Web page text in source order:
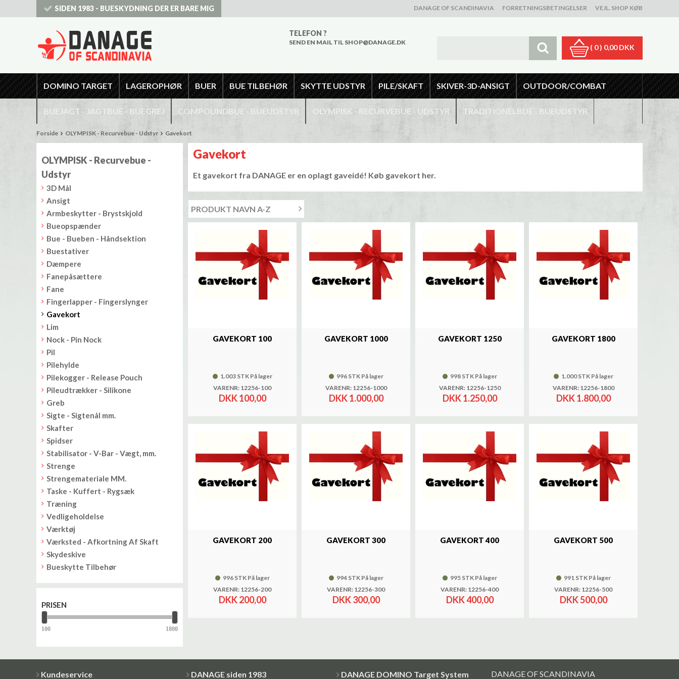
SIDEN 1983 - BUESKYDNING DER ER BARE MIG DANAGE OF SCANDINAVIA FORRETNINGSBETINGELSER VEJL. SHOP KØB
TELEFON ?
SEND EN MAIL TIL SHOP@DANAGE.DK
( 0 ) 0,00 DKK
DOMINO TARGET LAGEROPHØR BUER BUE TILBEHØR SKYTTE UDSTYR PILE/SKAFT SKIVER-3D-ANSIGT OUTDOOR/COMBAT
BUEJAGT - JAGTBUE - BUEGREJ COMPOUNDBUE - BUEUDSTYR OLYMPISK - RECURVEBUE - UDSTYR TRADITIONELBUE - BUEUDSTYR
Forside OLYMPISK - Recurvebue - Udstyr Gavekort
OLYMPISK - Recurvebue -
Udstyr
3D Mål
Ansigt
Armbeskytter - Brystskjold
Bueopspænder
Bue - Bueben - Håndsektion
Buestativer
Dæmpere
Fanepåsættere
Fane
Fingerlapper - Fingerslynger
Gavekort
Lim
Nock - Pin Nock
Pil
Pilehylde
Pilekogger - Release Pouch
Pileudtrækker - Silikone
Greb
Sigte - Sigtenål mm.
Skafter
Spidser
Stabilisator - V-Bar - Vægt, mm.
Strenge
Strengemateriale MM.
Taske - Kuffert - Rygsæk
Træning
Vedligeholdelse
Værktøj
Værksted - Afkortning Af Skaft
Skydeskive
Bueskytte Tilbehør
PRISEN
Gavekort
Et gavekort fra DANAGE er en oplagt gaveidé! Køb gavekort her.
GAVEKORT 100
1.003 STK På lager
VARENR: 12256-100
DKK 100,00
GAVEKORT 1000
996 STK På lager
VARENR: 12256-1000
DKK 1.000,00
GAVEKORT 1250
998 STK På lager
VARENR: 12256-1250
DKK 1.250,00
GAVEKORT 1800
1.000 STK På lager
VARENR: 12256-1800
DKK 1.800,00
GAVEKORT 200
996 STK På lager
VARENR: 12256-200
DKK 200,00
GAVEKORT 300
994 STK På lager
VARENR: 12256-300
DKK 300,00
GAVEKORT 400
995 STK På lager
VARENR: 12256-400
DKK 400,00
GAVEKORT 500
991 STK På lager
VARENR: 12256-500
DKK 500,00
Kundeservice DANAGE siden 1983 DANAGE DOMINO Target System DANAGE OF SCANDINAVIA